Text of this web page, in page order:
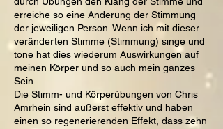
erreiche so eine Änderung der Stimmung
der jeweiligen Person. Wenn ich mit dieser
veränderten Stimme (Stimmung) singe und
töne hat dies wiederum Auswirkungen auf
meinen Körper und so auch mein ganzes
Sein.
Die Stimm- und Körperübungen von Chris
Amrhein sind äußerst effektiv und haben
einen so regenerierenden Effekt, dass zehn